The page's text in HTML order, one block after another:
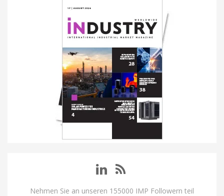
Nehmen Sie an unseren 155000 IMP Followern teil